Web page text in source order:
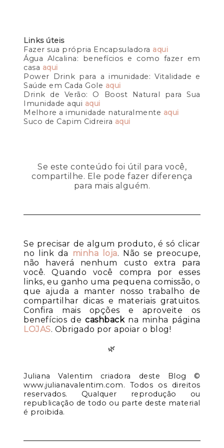
Links úteis
Fazer sua própria Encapsuladora aqui
Água Alcalina: benefícios e como fazer em
casa aqui
Power Drink para a imunidade: Vitalidade e
Saúde em Cada Gole aqui
Drink de Verão: O Boost Natural para Sua
Imunidade aqui aqui
Melhore a imunidade naturalmente aqui
Suco de Capim Cidreira aqui
Se este conteúdo foi útil para você,
compartilhe. Ele pode fazer diferença
para mais alguém.
Se precisar de algum produto, é só clicar
no link da
minha loja. Não se preocupe,
não haverá nenhum custo extra para
você. Quando você compra por esses
links, eu ganho uma pequena comissão, o
que ajuda a manter nosso trabalho de
compartilhar dicas e materiais gratuitos.
Confira mais opções e aproveite os
benefícios decashbackna minha página
LOJAS. Obrigado por apoiar o blog!
🌿
Juliana Valentim criadora deste Blog ©
www.julianavalentim.com. Todos os direitos
reservados. Qualquer reprodução ou
republicação de todo ou parte deste material
é proibida.